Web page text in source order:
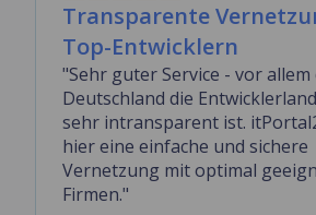
Transparente
Top-Entwicklern
"Sehr guter Service - vor allem
Deutschland die
sehr intransparent ist.
hier eine einfache und sichere
Vernetzung mit optimal
Firmen."